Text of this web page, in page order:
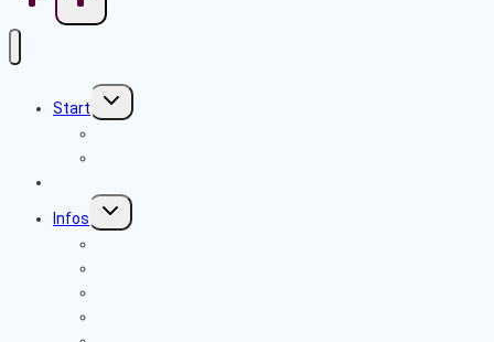
Start
Untermenü
umschalten
Infos
Untermenü
umschalten